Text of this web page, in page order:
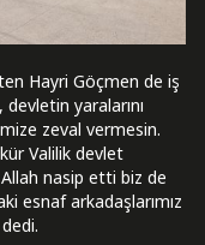
Hayri Göçmen de iş
yaralarını
zeval vermesin.
Valilik devlet
nasip etti biz de
esnaf arkadaşlarımız